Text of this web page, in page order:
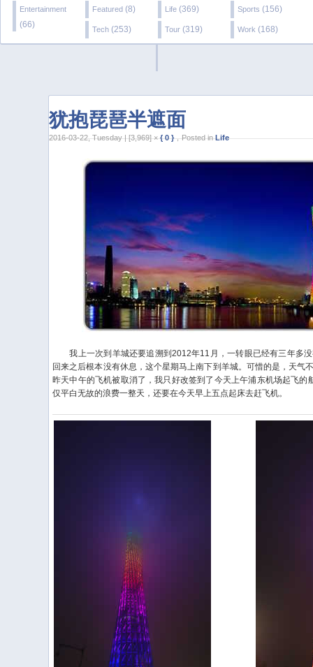
Entertainment
(66)
Featured (8) Life (369) Sports (156)
Tech (253) Tour (319) Work (168)
犹抱琵琶半遮面
2016-03-22, Tuesday | [3,969] ×{ 0 }，Posted inLife
我上一次到羊城还要追溯到2012年11月，一转眼已经有三年多没
回来之后根本没有休息，这个星期马上南下到羊城。可惜的是，天气
昨天中午的飞机被取消了，我只好改签到了今天上午浦东机场起飞的
仅平白无故的浪费一整天，还要在今天早上五点起床去赶飞机。